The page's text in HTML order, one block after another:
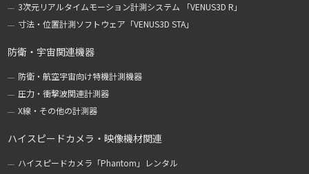
3次元リアルタイムモーション計測システム 「VENUS3D R」
寸法・位置計測ソフトウェア「VENUS3D STA」
防衛・宇宙関連機器
防衛・航空宇宙向け特機計測機器
圧力・衝撃波関連計測器
X線・その他の計測器
ハイスピードカメラ・映像機材関連
ハイスピードカメラ「Phantom」レンタル